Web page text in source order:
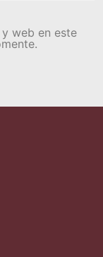
web en este